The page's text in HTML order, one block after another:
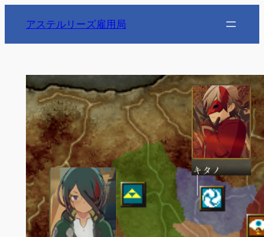
を
アステルリーズ雇用局